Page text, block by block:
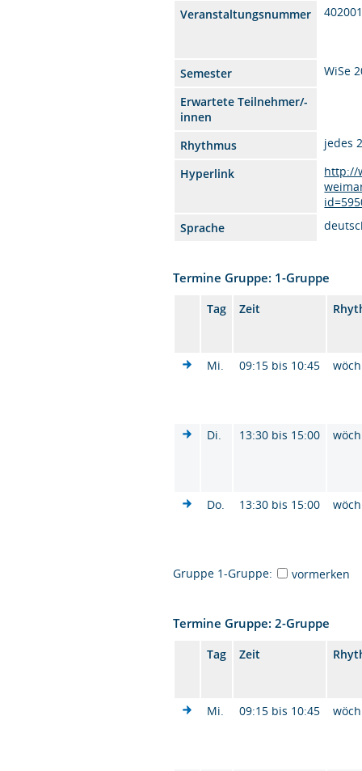
Veranstaltungsnummer
Semester
WiSe
Erwartete Teilnehmer/-
innen
Rhythmus
jedes
Hyperlink
http://
Sprache
Termine Gruppe: 1-Gruppe
Tag Zeit
Mi. 09:15 bis 10:45
Di. 13:30 bis 15:00
Do. 13:30 bis 15:00
Gruppe 1-Gruppe: vormerken
Termine Gruppe: 2-Gruppe
Tag Zeit
Mi. 09:15 bis 10:45